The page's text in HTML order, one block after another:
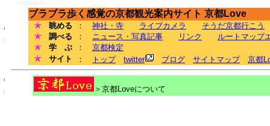
ブラブラ歩く感覚の京都観光案内サイト 京都Love
眺める ： 神社・寺 ライブカメラ
そうだ京都行こう
調べる
： ニュース・写真記事 リンク
ルートマップ
学 ぶ
： 京都検定
サイト
： トップ twitter ブログ サイトマップ 京都
＞京都Loveについて